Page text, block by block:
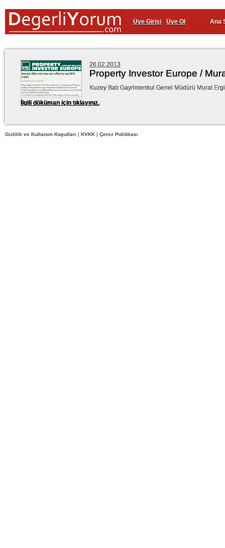
Üye Girişi Üye Ol Ana
26.02.2013
Property Investor Europe /
Kuzey Batı Gayrimenkul Genel Müdürü Murat
İlgili döküman için tıklayınız.
Gizlilik ve Kullanım Koşulları | KVKK | Çerez Politikası